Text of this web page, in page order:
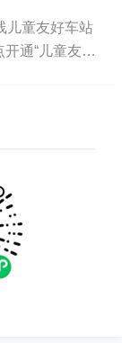
儿童友好车站
通“儿童友好
：地铁线网